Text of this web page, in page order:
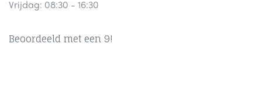
Vrijdag: 08:30 - 16:30
Beoordeeld met een 9!